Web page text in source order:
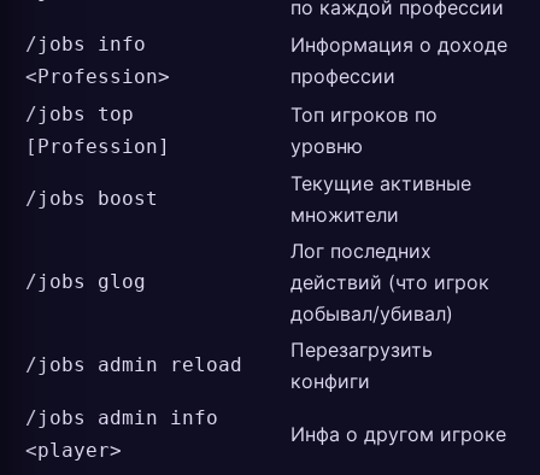
по каждой профессии
/jobs info
<Profession>
Информация о доходе
профессии
/jobs top
[Profession]
Топ игроков по
уровню
/jobs boost
Текущие активные
множители
/jobs glog
Лог последних
действий (что игрок
добывал/убивал)
/jobs admin reload
Перезагрузить
конфиги
/jobs admin info
<player>
Инфа о другом игроке